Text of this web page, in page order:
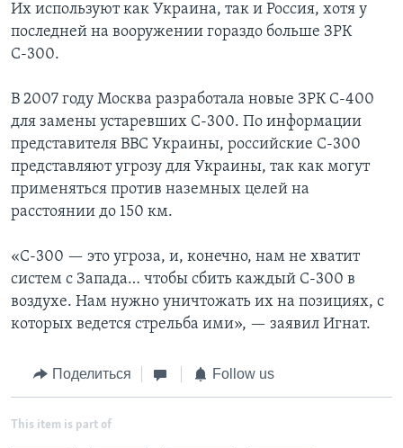
Их используют как Украина, так и Россия, хотя у
последней на вооружении гораздо больше ЗРК
С-300.
В 2007 году Москва разработала новые ЗРК С-400
для замены устаревших С-300. По информации
представителя ВВС Украины, российские С-300
представляют угрозу для Украины, так как могут
применяться против наземных целей на
расстоянии до 150 км.
«С-300 — это угроза, и, конечно, нам не хватит
систем с Запада… чтобы сбить каждый С-300 в
воздухе. Нам нужно уничтожать их на позициях, с
которых ведется стрельба ими», — заявил Игнат.
Поделиться Follow us
This item is part of